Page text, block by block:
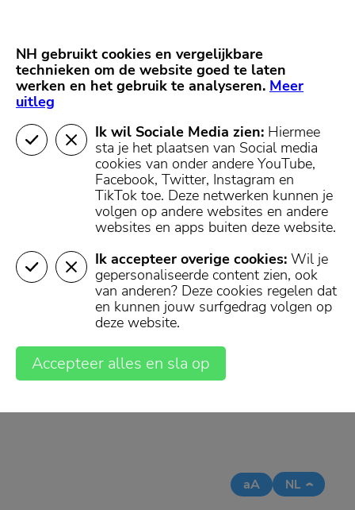
Mijn regio
aA NL
NH gebruikt cookies en vergelijkbare
technieken om de website goed te laten
werken en het gebruik te analyseren. Meer
uitleg
Ik wil Sociale Media zien: Hiermee
sta je het plaatsen van Social media
cookies van onder andere YouTube,
Facebook, Twitter, Instagram en
TikTok toe. Deze netwerken kunnen je
volgen op andere websites en andere
websites en apps buiten deze website.
Ik accepteer overige cookies: Wil je
gepersonaliseerde content zien, ook
van anderen? Deze cookies regelen dat
en kunnen jouw surfgedrag volgen op
deze website.
Accepteer alles en sla op